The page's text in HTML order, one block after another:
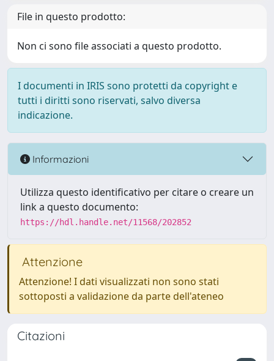
File in questo prodotto:
Non ci sono file associati a questo prodotto.
I documenti in IRIS sono protetti da copyright e
tutti i diritti sono riservati, salvo diversa
indicazione.
Informazioni
Utilizza questo identificativo per citare o creare un
link a questo documento:
https://hdl.handle.net/11568/202852
Attenzione
Attenzione! I dati visualizzati non sono stati
sottoposti a validazione da parte dell'ateneo
Citazioni